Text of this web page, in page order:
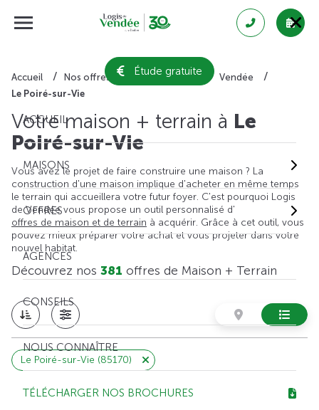
Étude gratuite
ACCUEIL
MAISONS
OFFRES
AGENCES
CONSEILS
NOUS CONNAÎTRE
TÉLÉCHARGER NOS BROCHURES
Accueil Nos offres de maison + terrain
Vendée
Le Poiré-sur-Vie
Votre maison + terrain à Le
Poiré-sur-Vie
Vous avez le projet de faire construire une maison ? La
construction d'une maison implique d'acheter en même temps
le terrain qui accueillera votre futur foyer. C'est pourquoi Logis
de Vendée vous propose un outil personnalisé d'
offres de maison et de terrain à acquérir. Grâce à cet outil, vous
pouvez mieux préparer votre achat et vous projeter dans votre
nouvel habitat.
Découvrez nos 381 offres de Maison + Terrain
Le Poiré-sur-Vie (85170)